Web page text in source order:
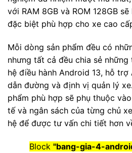
với RAM 8GB và ROM 128GB
đặc biệt phù hợp cho xe cao
Mỗi dòng sản phẩm đều có
nhưng tất cả đều chia sẻ
hệ điều hành Android 13, hỗ
dẫn đường và định vị quản lý
phẩm phù hợp sẽ phụ thuộc
tế và ngân sách của từng chủ
hệ để được tư vấn chi tiết hơn
Block "bang-gia-4-